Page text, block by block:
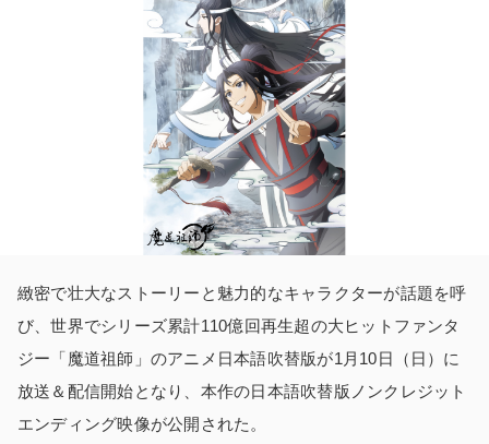
緻密で壮大なストーリーと魅力的なキャラクターが話題を呼
び、世界でシリーズ累計110億回再生超の大ヒットファンタ
ジー「魔道祖師」のアニメ日本語吹替版が1月10日（日）に
放送＆配信開始となり、本作の日本語吹替版ノンクレジット
エンディング映像が公開された。